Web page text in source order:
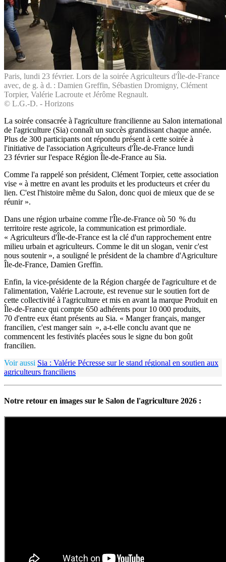
Paris, lundi 23 février. Lors de la soirée Agriculteurs d'Île-de-France
avec, de g. à d. : Damien Greffin, Sébastien Dromigny, Clément
Torpier, Valérie Lacroute et Jérôme Regnault.
© L.G.-D. - Horizons
La soirée consacrée à l'agriculture francilienne au Salon international
de l'agriculture (Sia) connaît un succès grandissant chaque année.
Plus de 300 participants ont répondu présent à cette soirée à
l'initiative de l'association Agriculteurs d'Île-de-France lundi
23 février sur l'espace Région Île-de-France au Sia.
Comme l'a rappelé son président, Clément Torpier, cette association
vise « à mettre en avant les produits et les producteurs et créer du
lien. C'est l'histoire même du Salon, donc quoi de mieux que de se
réunir ».
Dans une région urbaine comme l'Île-de-France où 50 % du
territoire reste agricole, la communication est primordiale.
« Agriculteurs d'Île-de-France est la clé d'un rapprochement entre
milieu urbain et agriculteurs. Comme le dit un slogan, venir c'est
nous soutenir », a souligné le président de la chambre d'Agriculture
Île-de-France, Damien Greffin.
Enfin, la vice-présidente de la Région chargée de l'agriculture et de
l'alimentation, Valérie Lacroute, est revenue sur le soutien fort de
cette collectivité à l'agriculture et mis en avant la marque Produit en
Île-de-France qui compte 650 adhérents pour 10 000 produits,
70 d'entre eux étant présents au Sia. « Manger français, manger
francilien, c'est manger sain », a-t-elle conclu avant que ne
commencent les festivités placées sous le signe du bon goût
francilien.
Voir aussi Sia : Valérie Pécresse sur le stand régional en soutien aux
agriculteurs franciliens
Notre retour en images sur le Salon de l'agriculture 2026 :